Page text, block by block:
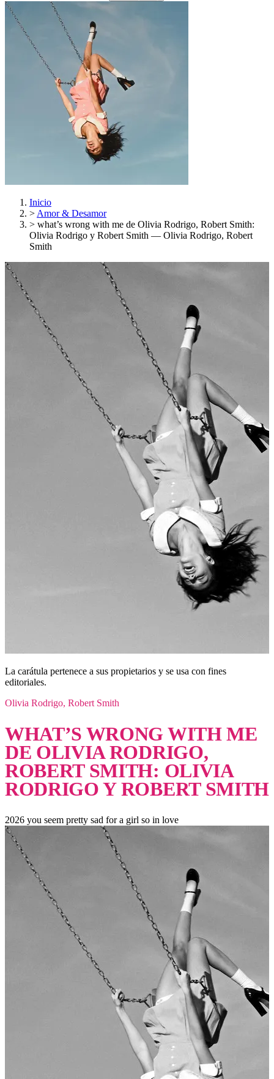
Inicio
> Amor & Desamor
> what’s wrong with me de Olivia Rodrigo, Robert Smith:
Olivia Rodrigo y Robert Smith — Olivia Rodrigo, Robert
Smith
La carátula pertenece a sus propietarios y se usa con fines
editoriales.
Olivia Rodrigo, Robert Smith
WHAT’S WRONG WITH ME
DE OLIVIA RODRIGO,
ROBERT SMITH: OLIVIA
RODRIGO Y ROBERT SMITH
2026 you seem pretty sad for a girl so in love